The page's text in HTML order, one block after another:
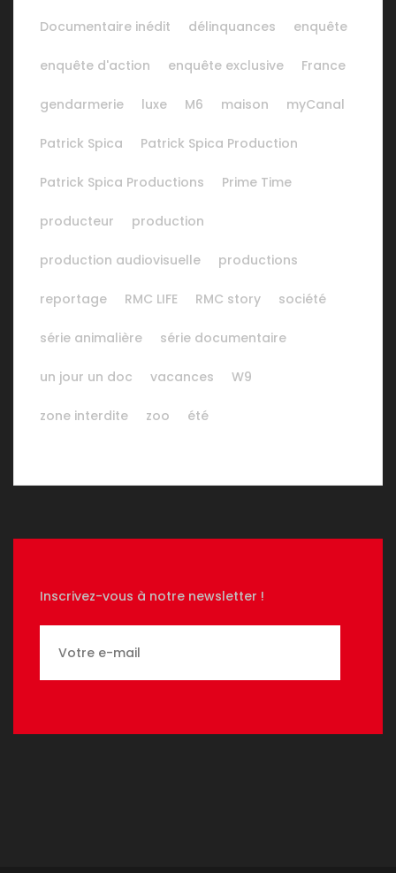
Documentaire inédit délinquances enquête
enquête d'action enquête exclusive France
gendarmerie luxe M6 maison myCanal
Patrick Spica Patrick Spica Production
Patrick Spica Productions Prime Time
producteur production
production audiovisuelle productions
reportage RMC LIFE RMC story société
série animalière série documentaire
un jour un doc vacances W9
zone interdite zoo été
Inscrivez-vous à notre newsletter !